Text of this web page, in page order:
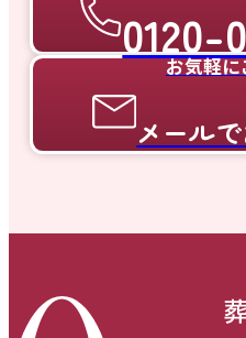
0120-
お気軽
メール